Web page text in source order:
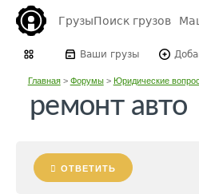
ГрузыПоиск грузов
Ваши грузы
Главная> Форумы> Юридические
ремонт авто
ОТВЕТИТЬ